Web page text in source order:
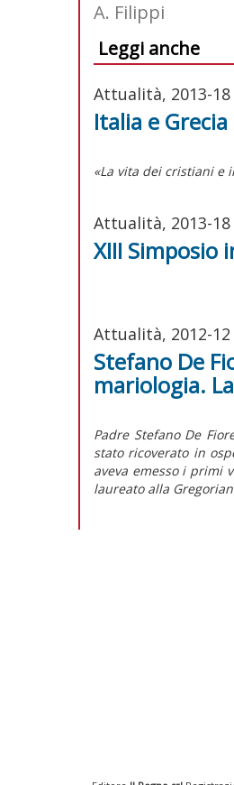
A. Filippi
Leggi anche
Attualità, 2013-18
Italia e
«La vita dei cristiani e
Attualità, 2013-18
XIII Simposio
Attualità, 2012-12
Stefano De
mariologia.
Padre Stefano De
stato ricoverato in
aveva emesso i primi
laureato alla